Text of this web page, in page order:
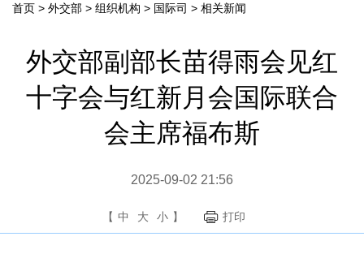
首页 > 外交部 > 组织机构 > 国际司 > 相关新闻
外交部副部长苗得雨会见红
十字会与红新月会国际联合
会主席福布斯
2025-09-02 21:56
【 中 大 小 】 打印